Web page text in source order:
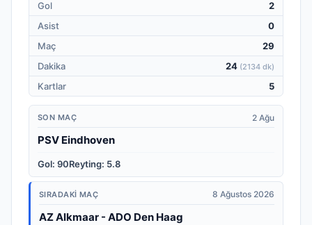
Gol
2
Asist
0
Maç
29
Dakika
24 (2134 dk)
Kartlar 5
SON MAÇ 2 Ağu
PSV Eindhoven
Gol: 90Reyting: 5.8
SIRADAKI MAÇ 8 Ağustos 2026
AZ Alkmaar - ADO Den Haag